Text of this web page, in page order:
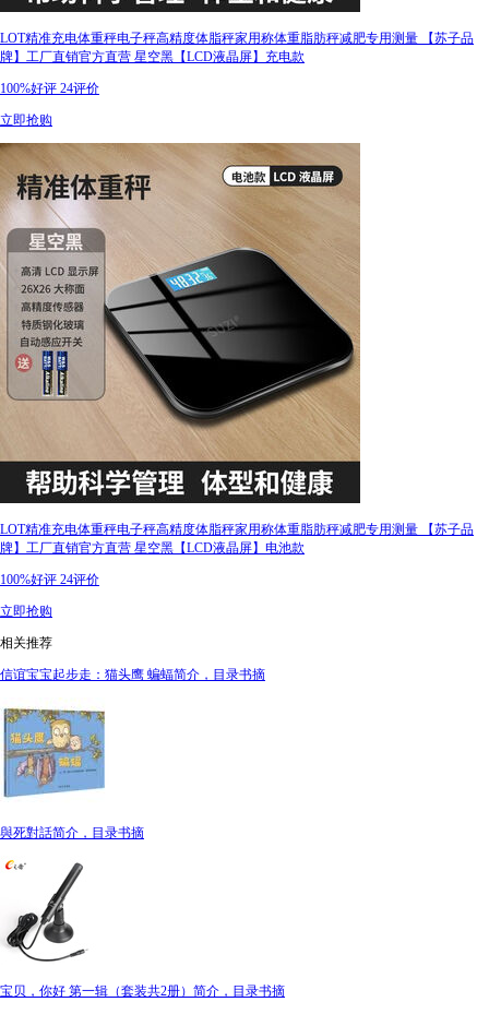
LOT精准充电体重秤电子秤高精度体脂秤家用称体重脂肪秤减肥专用测量 【苏子品
牌】工厂直销官方直营 星空黑【LCD液晶屏】充电款
100%好评 24评价
立即抢购
LOT精准充电体重秤电子秤高精度体脂秤家用称体重脂肪秤减肥专用测量 【苏子品
牌】工厂直销官方直营 星空黑【LCD液晶屏】电池款
100%好评 24评价
立即抢购
相关推荐
信谊宝宝起步走：猫头鹰 蝙蝠简介，目录书摘
與死對話简介，目录书摘
宝贝，你好 第一辑（套装共2册）简介，目录书摘